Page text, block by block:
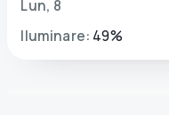
Lun, 8
Iluminare: 49%